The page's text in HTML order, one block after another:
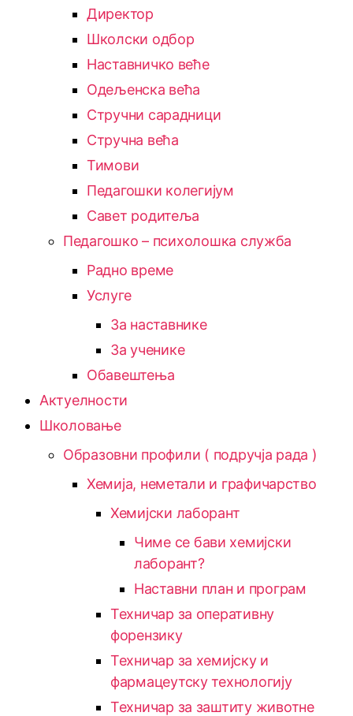
Директор
Школски одбор
Наставничко веће
Одељенска већа
Стручни сарадници
Стручна већа
Тимови
Педагошки колегијум
Савет родитеља
Педагошко – психолошка служба
Радно време
Услуге
За наставнике
За ученике
Обавештења
Актуелности
Школовање
Образовни профили ( подручја рада )
Хемија, неметали и графичарство
Хемијски лаборант
Чиме се бави хемијски
лаборант?
Наставни план и програм
Техничар за оперативну
форензику
Техничар за хемијску и
фармацеутску технологију
Техничар за заштиту животне